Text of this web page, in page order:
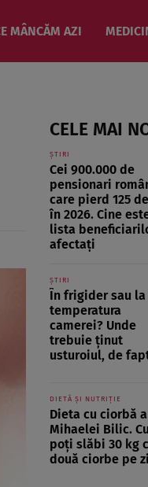
MÂNCĂM AZI
CELE MAI
ȘTIRI
Cei 900.000 de
pensionari
care pierd 125
în 2026. Cine
lista
afectați
ȘTIRI
În frigider sau la
temperatura
camerei? Unde
trebuie ținut
usturoiul, de
DIETĂ ȘI NUTRIȚIE
Dieta cu ciorbă a
Mihaelei Bilic.
poți slăbi 30 kg
două ciorbe pe zi